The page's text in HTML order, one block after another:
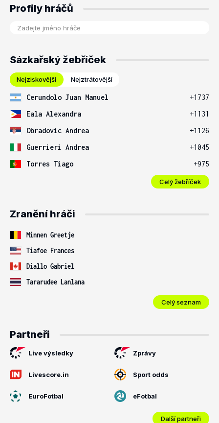
Profily hráčů
Sázkařský žebříček
Nejziskovější Nejztrátovější
Cerundolo Juan Manuel
+1737
Eala Alexandra
+1131
Obradovic Andrea
+1126
Guerrieri Andrea
+1045
Torres Tiago
+975
Celý žebříček
Zranění hráči
Minnen Greetje
Tiafoe Frances
Diallo Gabriel
Tararudee Lanlana
Celý seznam
Partneři
Live výsledky Zprávy
Livescore.in Sport odds
EuroFotbal eFotbal
Další partneři